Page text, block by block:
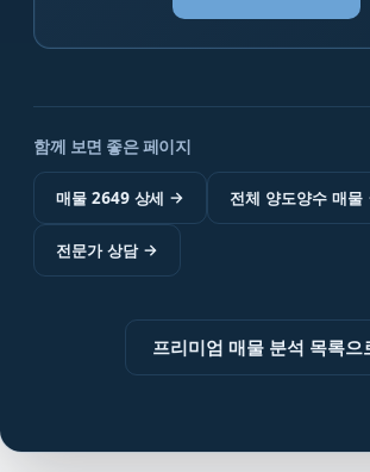
함께 보면 좋은 페이지
매물 2649 상세 → 전체 양도양수 매물
전문가 상담→
프리미엄 매물 분석 목록으